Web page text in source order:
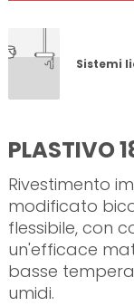
Sistemi
PLASTIVO
Rivestimento
modificato
flessibile, con
un'efficace
basse
umidi.